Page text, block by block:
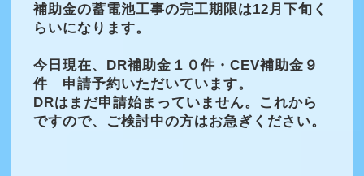
補助金の蓄電池工事の完工期限は12月下旬く
らいになります。
今日現在、DR補助金１０件・CEV補助金９
件 申請予約いただいています。
DRはまだ申請始まっていません。これから
ですので、ご検討中の方はお急ぎください。